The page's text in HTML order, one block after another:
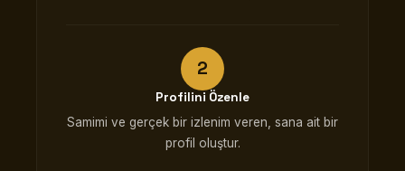
Profilini Özenle
Samimi ve gerçek bir izlenim veren, sana ait bir
profil oluştur.